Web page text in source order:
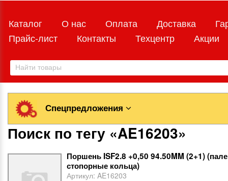
Каталог О нас Оплата Доставка
Прайс-лист
Контакты Техцентр Акции
Спецпредложения
Поиск по тегу «AE16203»
Поршень ISF2.8 +0,50 94.50MM (2+1)
стопорные кольца)
Артикул: AE16203